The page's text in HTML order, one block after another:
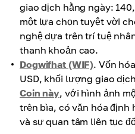
giao dịch hằng ngày:
một lựa chọn tuyệt vời
nghệ dựa trên trí tuệ
thanh khoản cao.
Dogwifhat (WIF). Vốn
USD, khối lượng giao
Coin này, với hình ảnh
trên bìa, có văn hóa định
và sự quan tâm liên tục